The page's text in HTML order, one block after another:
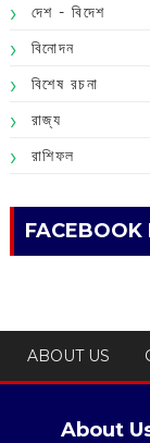
দেশ - বিদেশ
বিনোদন
বিশেষ রচনা
রাজ্য
রাশিফল
FACEBOOK
ABOUT US
About